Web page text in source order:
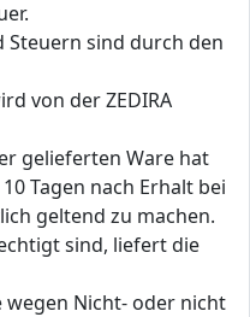
Steuern sind durch den
von der ZEDIRA
gelieferten Ware hat
Tagen nach Erhalt bei
geltend zu machen.
sind, liefert die
wegen Nicht- oder nicht